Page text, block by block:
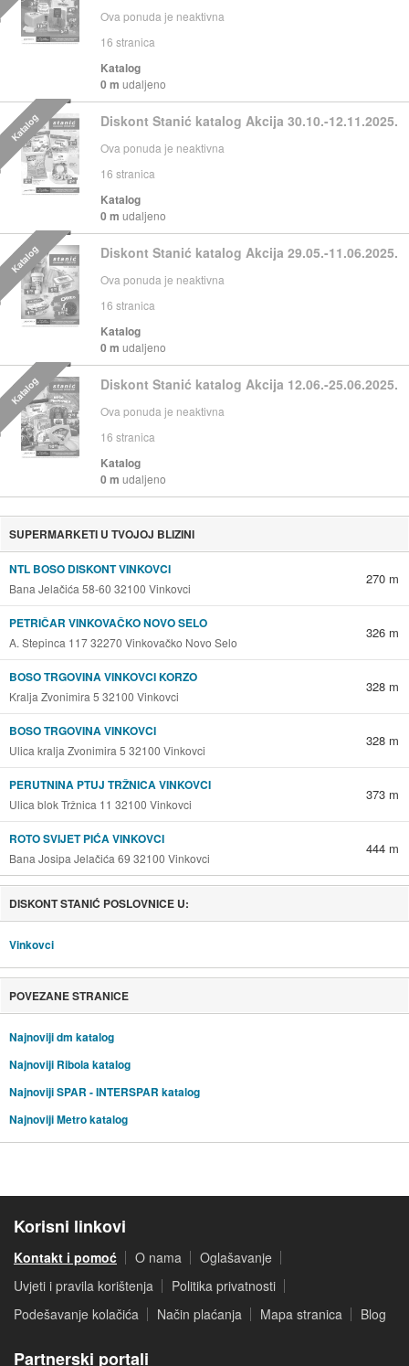
Ova ponuda je neaktivna
16 stranica
Katalog
0 m udaljeno
Diskont Stanić katalog Akcija 30.10.-12.11.2025.
Ova ponuda je neaktivna
16 stranica
Katalog
0 m udaljeno
Katalog
Diskont Stanić katalog Akcija 29.05.-11.06.2025.
Ova ponuda je neaktivna
16 stranica
Katalog
0 m udaljeno
Katalog
Diskont Stanić katalog Akcija 12.06.-25.06.2025.
Ova ponuda je neaktivna
16 stranica
Katalog
0 m udaljeno
Katalog
SUPERMARKETI U TVOJOJ BLIZINI
NTL BOSO DISKONT VINKOVCI
Bana Jelačića 58-60 32100 Vinkovci
270 m
PETRIČAR VINKOVAČKO NOVO SELO
A. Stepinca 117 32270 Vinkovačko Novo Selo
326 m
BOSO TRGOVINA VINKOVCI KORZO
Kralja Zvonimira 5 32100 Vinkovci
328 m
BOSO TRGOVINA VINKOVCI
Ulica kralja Zvonimira 5 32100 Vinkovci
328 m
PERUTNINA PTUJ TRŽNICA VINKOVCI
Ulica blok Tržnica 11 32100 Vinkovci
373 m
ROTO SVIJET PIĆA VINKOVCI
Bana Josipa Jelačića 69 32100 Vinkovci
444 m
DISKONT STANIĆ POSLOVNICE U:
Vinkovci
POVEZANE STRANICE
Najnoviji dm katalog
Najnoviji Ribola katalog
Najnoviji SPAR - INTERSPAR katalog
Najnoviji Metro katalog
Korisni linkovi
Kontakt i pomoć O nama
Oglašavanje
Uvjeti i pravila korištenja
Politika privatnosti
Podešavanje kolačića
Način plaćanja Mapa stranica Blog
Partnerski portali